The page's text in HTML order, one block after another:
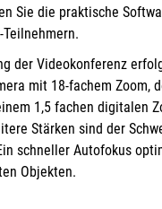
Sie die praktische
der Videokonferenz
mit 18-fachem Zoom,
1,5 fachen digitalen
Stärken sind der
schneller Autofokus
Objekten.